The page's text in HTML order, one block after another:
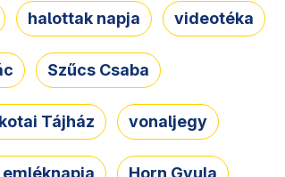
halottak napja videotéka
Szűcs Csaba
Tájház vonaljegy
Horn Gyula